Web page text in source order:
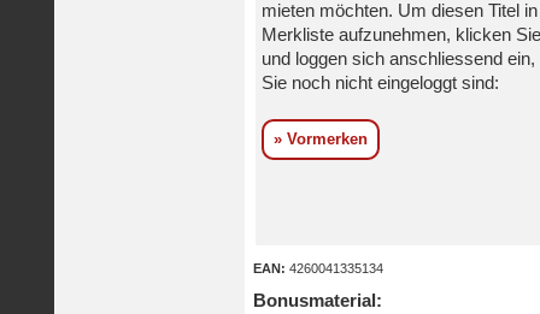
mieten möchten. Um diesen Titel
Merkliste aufzunehmen, klicken
und loggen sich anschliessend ein,
Sie noch nicht eingeloggt sind:
» Vormerken
EAN: 4260041335134
Bonusmaterial: